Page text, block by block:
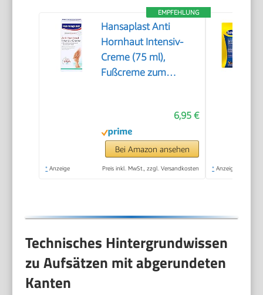
EMPFEHLUNG
Hansaplast Anti
Hornhaut Intensiv-
Creme (75 ml),
Fußcreme zum
Hornhaut Creme
pflegt sehr trockene
Haut mit Urea
6,95 €
Bei Amazon ansehen
* Anzeige Preis inkl. MwSt., zzgl. Versandkosten * Anzeige
Technisches Hintergrundwissen
zu Aufsätzen mit abgerundeten
Kanten